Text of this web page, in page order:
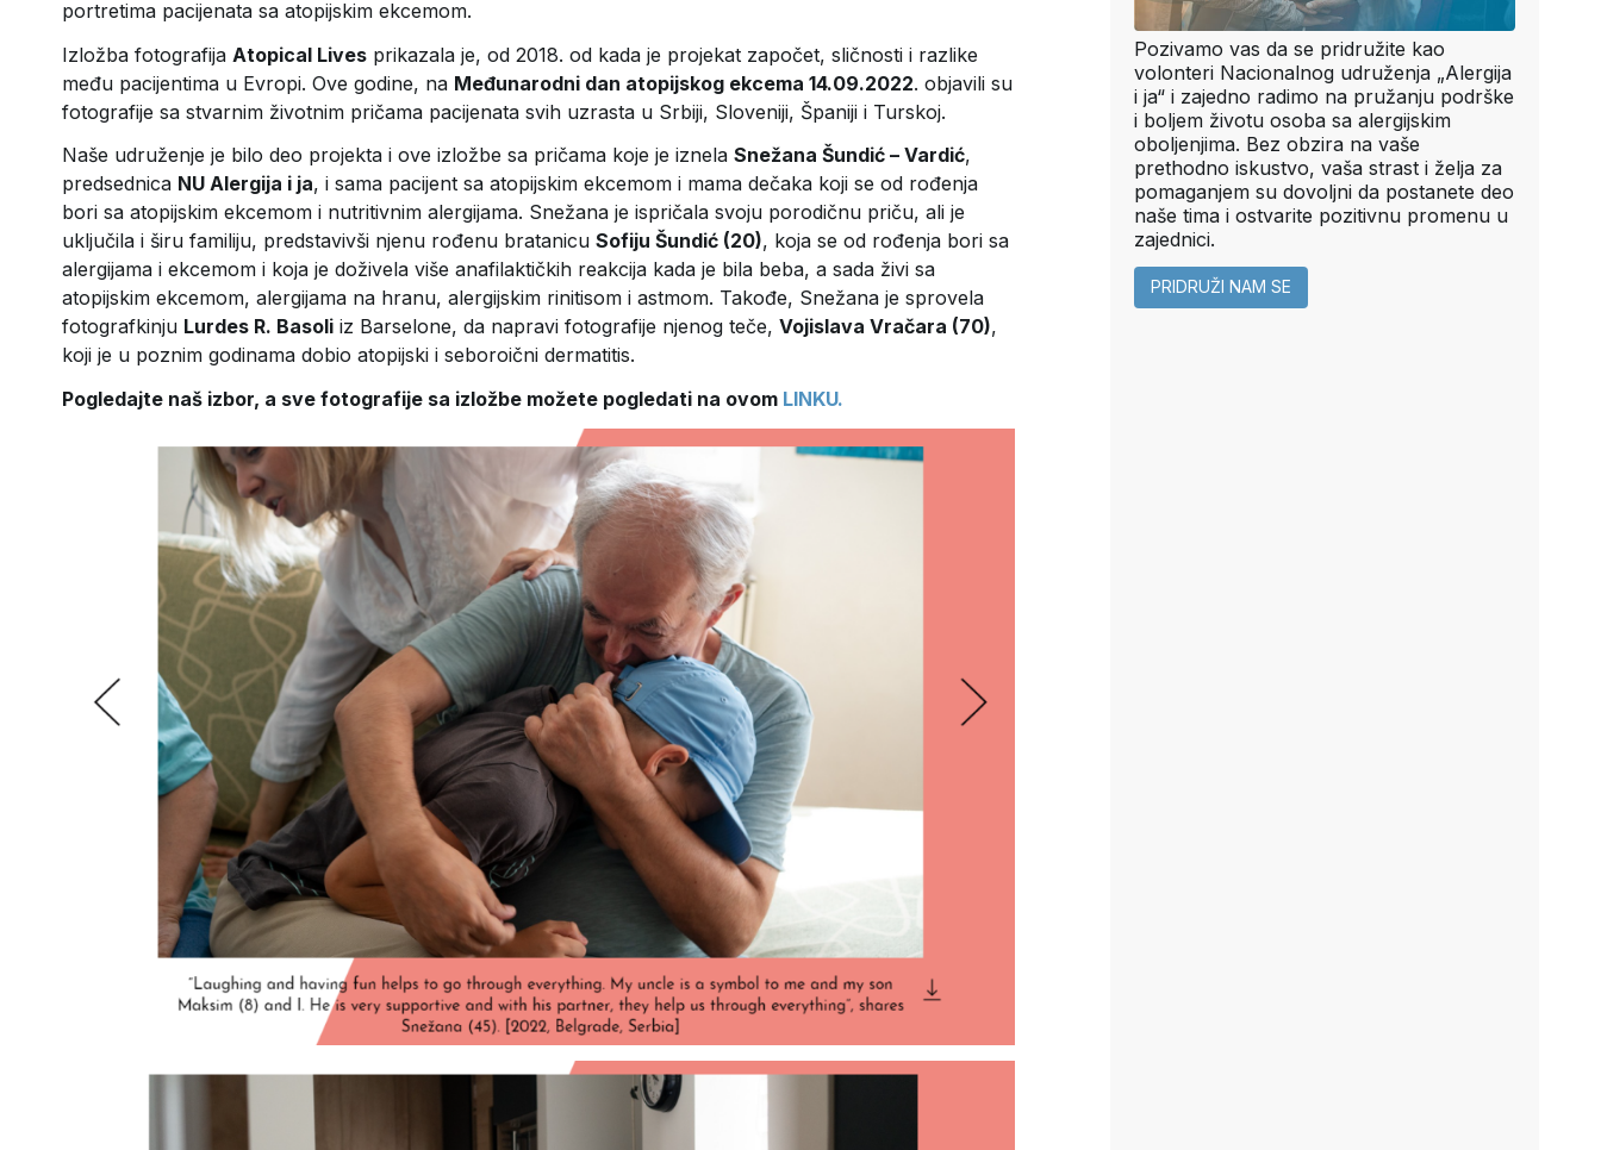
portretima pacijenata sa atopijskim ekcemom.
Izložba fotografija Atopical Lives prikazala je, od 2018. od kada je projekat započet, sličnosti i razlike
među pacijentima u Evropi. Ove godine, na Međunarodni dan atopijskog ekcema 14.09.2022. objavili su
fotografije sa stvarnim životnim pričama pacijenata svih uzrasta u Srbiji, Sloveniji, Španiji i Turskoj.
Naše udruženje je bilo deo projekta i ove izložbe sa pričama koje je iznela Snežana Šundić – Vardić,
predsednica NU Alergija i ja, i sama pacijent sa atopijskim ekcemom i mama dečaka koji se od rođenja
bori sa atopijskim ekcemom i nutritivnim alergijama. Snežana je ispričala svoju porodičnu priču, ali je
uključila i širu familiju, predstavivši njenu rođenu bratanicu Sofiju Šundić (20), koja se od rođenja bori sa
alergijama i ekcemom i koja je doživela više anafilaktičkih reakcija kada je bila beba, a sada živi sa
atopijskim ekcemom, alergijama na hranu, alergijskim rinitisom i astmom. Takođe, Snežana je sprovela
fotografkinju Lurdes R. Basoli iz Barselone, da napravi fotografije njenog teče, Vojislava Vračara (70),
koji je u poznim godinama dobio atopijski i seboroični dermatitis.
Pogledajte naš izbor, a sve fotografije sa izložbe možete pogledati na ovom LINKU.
Pozivamo vas da se pridružite kao
volonteri Nacionalnog udruženja „Alergija
i ja“ i zajedno radimo na pružanju podrške
i boljem životu osoba sa alergijskim
oboljenjima. Bez obzira na vaše
prethodno iskustvo, vaša strast i želja za
pomaganjem su dovoljni da postanete deo
naše tima i ostvarite pozitivnu promenu u
zajednici.
PRIDRUŽI NAM SE